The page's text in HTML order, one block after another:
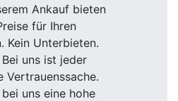
Ankauf bieten
für Ihren
Kein Unterbieten.
uns ist jeder
Vertrauenssache.
uns eine hohe